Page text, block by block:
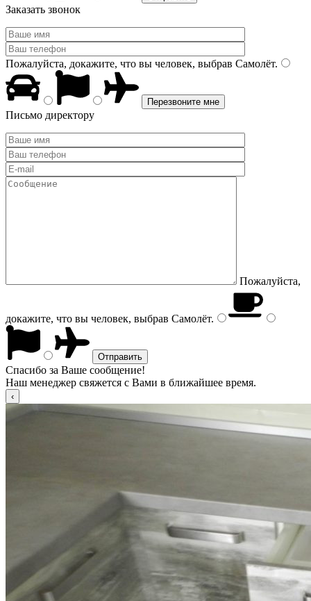
Заказать звонок
Пожалуйста, докажите, что вы человек, выбрав Самолёт.
Письмо директору
Пожалуйста,
докажите, что вы человек, выбрав Самолёт.
Спасибо за Ваше сообщение!
Наш менеджер свяжется с Вами в ближайшее время.